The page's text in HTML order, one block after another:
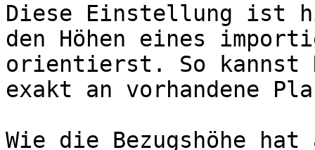
Diese Einstellung ist
den Höhen eines
orientierst. So kannst
exakt an vorhandene
Wie die Bezugshöhe